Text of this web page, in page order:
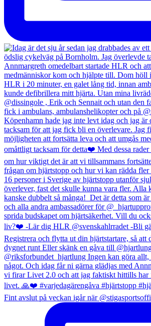
Fint avslut på veckan igår när @stigasportsoffi